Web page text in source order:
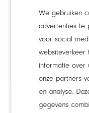
Geschillencommissie:
Website:
Telefoon: 070 – 310
Klachten
(Wzd)
Klachten over
en dwang (Wzd).
We gebruiken
advertenties te
voor social
websiteverkeer
informatie over
onze partners
en analyse.
gegevens